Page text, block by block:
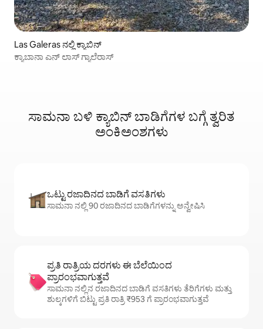
Las Galeras ನಲ್ಲಿ ಕ್ಯಾಬಿನ್
ಕ್ಯಾಬಾನಾ ಎನ್ ಲಾಸ್ ಗ್ಯಾಲೆರಾಸ್
ಸಾಮನಾ ಬಳಿ ಕ್ಯಾಬಿನ್ ಬಾಡಿಗೆಗಳ ಬಗ್ಗೆ ತ್ವರಿತ
ಅಂಕಿಅಂಶಗಳು
ಒಟ್ಟು ರಜಾದಿನದ ಬಾಡಿಗೆ ವಸತಿಗಳು
ಸಾಮನಾ ನಲ್ಲಿ 90 ರಜಾದಿನದ ಬಾಡಿಗೆಗಳನ್ನು ಅನ್ವೇಷಿಸಿ
ಪ್ರತಿ ರಾತ್ರಿಯ ದರಗಳು ಈ ಬೆಲೆಯಿಂದ
ಪ್ರಾರಂಭವಾಗುತ್ತವೆ
ಸಾಮನಾ ನಲ್ಲಿನ ರಜಾದಿನದ ಬಾಡಿಗೆ ವಸತಿಗಳು ತೆರಿಗೆಗಳು ಮತ್ತು
ಶುಲ್ಕಗಳಿಗೆ ಬಿಟ್ಟು ಪ್ರತಿ ರಾತ್ರಿ ₹953 ಗೆ ಪ್ರಾರಂಭವಾಗುತ್ತವೆ